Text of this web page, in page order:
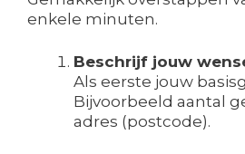
enkele minuten.
Beschrijf jouw
Als eerste jouw
Bijvoorbeeld aantal
adres (postcode).